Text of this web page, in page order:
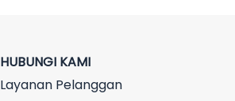
HUBUNGI KAMI
Layanan Pelanggan